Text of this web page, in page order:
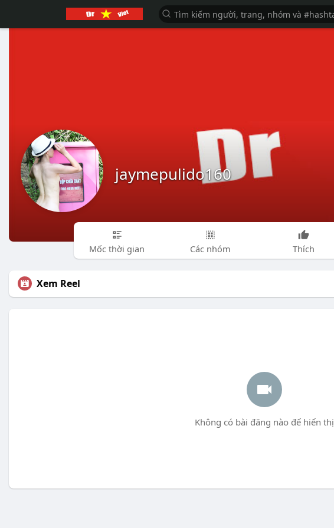
jaymepulido160
Mốc thời gian Các nhóm Thích
Xem Reel
Không có bài đăng nào để hiển thị